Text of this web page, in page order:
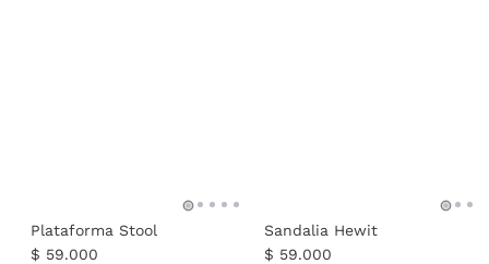
Plataforma Stool
$ 59.000
Sandalia Hewit
$ 59.000